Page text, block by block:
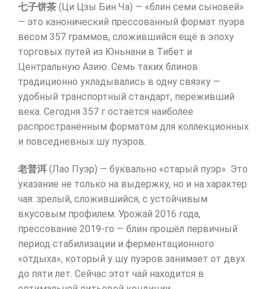
七子饼茶 (Ци Цзы Бин Ча) — «блин семи сыновей»
— это канонический прессованный формат пуэра
весом 357 граммов, сложившийся ещё в эпоху
торговых путей из Юньнани в Тибет и
Центральную Азию. Семь таких блинов
традиционно укладывались в одну связку —
удобный транспортный стандарт, переживший
века. Сегодня 357 г остаётся наиболее
распространённым форматом для коллекционных
и повседневных шу пуэров.
老普洱 (Лао Пуэр) — буквально «старый пуэр». Это
указание не только на выдержку, но и на характер
чая: зрелый, сложившийся, с устойчивым
вкусовым профилем. Урожай 2016 года,
прессование 2019-го — блин прошёл первичный
период стабилизации и ферментационного
«отдыха», который у шу пуэров занимает от двух
до пяти лет. Сейчас этот чай находится в